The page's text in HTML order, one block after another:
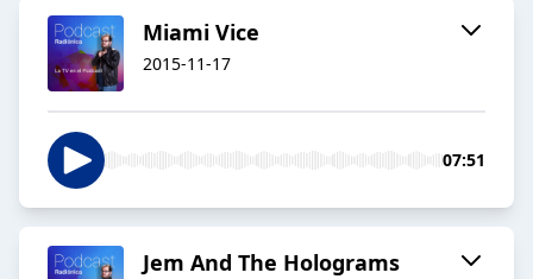
Miami Vice
2015-11-17
07:51
Jem And The Holograms